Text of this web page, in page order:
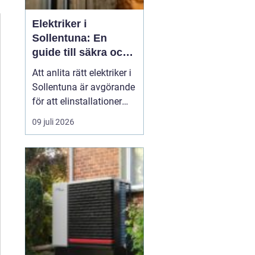
Elektriker i
Sollentuna: En
guide till säkra och
pålitliga
elinstallationer
Att anlita rätt elektriker i
Sollentuna är avgörande
för att elinstallationer
ska fungera säkert,
effektivt och enligt
Oavsett om det gäller ett
mindre arbete i hemmet
eller ett mer omfattande
pr...
09 juli 2026